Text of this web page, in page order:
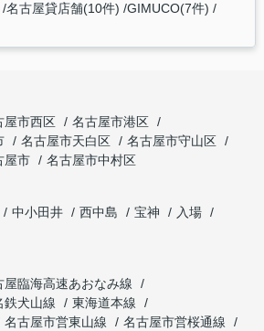
名古屋貸店舗(10件) GIMUCO(7件)
屋市西区
名古屋市港区
名古屋市天白区
名古屋市守山区
屋市
名古屋市中村区
中小田井 西中島 宝神
入場
屋臨海高速あおなみ線
鉄犬山線
東海道本線
名古屋市営東山線
名古屋市営桜通線